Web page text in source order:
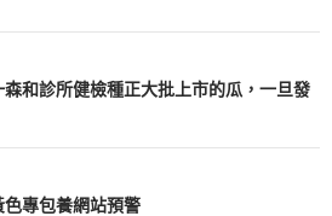
和診所健檢種正大批上市的瓜，一旦發
專包養網站預警